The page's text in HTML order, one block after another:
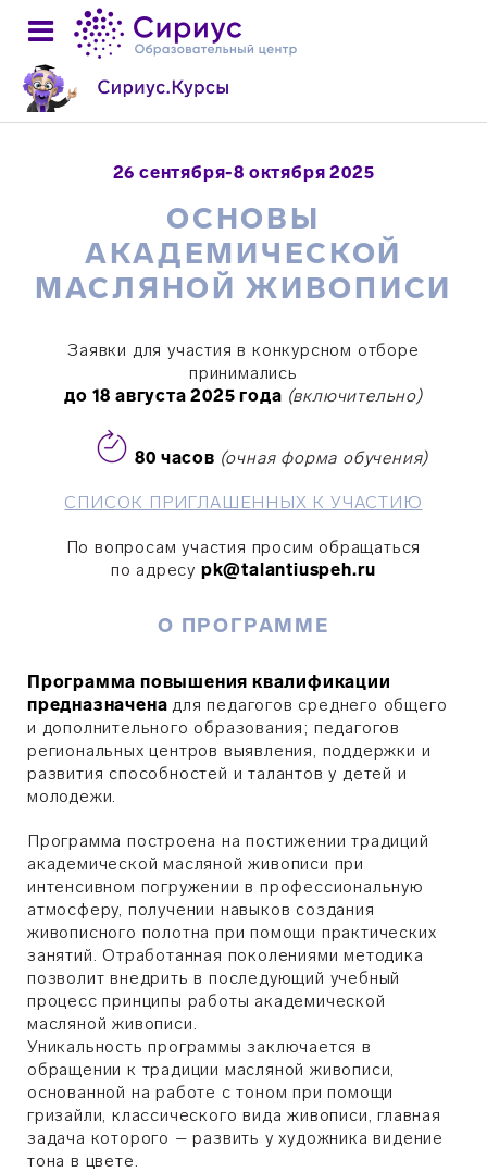
26 сентября-8 октября 2025
ОСНОВЫ
АКАДЕМИЧЕСКОЙ
МАСЛЯНОЙ ЖИВОПИСИ
Заявки для участия в конкурсном отборе
принимались
до 18 августа 2025 года (включительно)
80 часов (очная форма обучения)
СПИСОК ПРИГЛАШЕННЫХ К УЧАСТИЮ
По вопросам участия просим обращаться
по адресу pk@talantiuspeh.ru
О ПРОГРАММЕ
Программа повышения квалификации
предназначенадля педагогов среднего общего
и дополнительного образования; педагогов
региональных центров выявления, поддержки и
развития способностей и талантов у детей и
молодежи.
Программа построена на постижении традиций
академической масляной живописи при
интенсивном погружении в профессиональную
атмосферу, получении навыков создания
живописного полотна при помощи практических
занятий. Отработанная поколениями методика
позволит внедрить в последующий учебный
процесс принципы работы академической
масляной живописи.
Уникальность программы заключается в
обращении к традиции масляной живописи,
основанной на работе с тоном при помощи
гризайли, классического вида живописи, главная
задача которого – развить у художника видение
тона в цвете.